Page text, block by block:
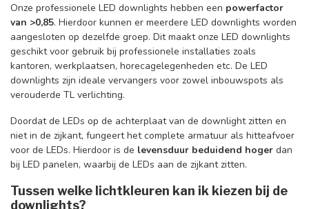
Onze professionele LED downlights hebben een powerfactor
van >0,85. Hierdoor kunnen er meerdere LED downlights worden
aangesloten op dezelfde groep. Dit maakt onze LED downlights
geschikt voor gebruik bij professionele installaties zoals
kantoren, werkplaatsen, horecagelegenheden etc. De LED
downlights zijn ideale vervangers voor zowel inbouwspots als
verouderde TL verlichting.
Doordat de LEDs op de achterplaat van de downlight zitten en
niet in de zijkant, fungeert het complete armatuur als hitteafvoer
voor de LEDs. Hierdoor is de levensduur beduidend hoger dan
bij LED panelen, waarbij de LEDs aan de zijkant zitten.
Tussen welke lichtkleuren kan ik kiezen bij de
downlights?